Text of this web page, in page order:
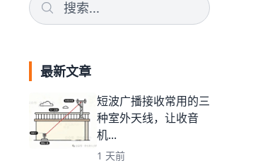
最新文章
短波广播接收常用的三
种室外天线，让收音
机...
1 天前